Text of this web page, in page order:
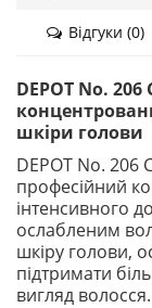
Відгуки (0)
DEPOT No.
шкіри голови
DEPOT No.
професійний
інтенсивного
ослабленим
шкіру голови,
підтримати
вигляд волосся.